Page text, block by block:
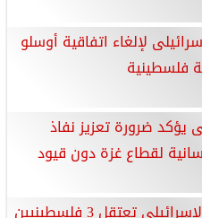
لإلغاء اتفاقية أوسلو
فلسطينية
ضرورة تعزيز نفاذ
لقطاع غزة دون قيود
قوات الاحتلال الإسرائيلي تعتقل 3 فلسطينيين